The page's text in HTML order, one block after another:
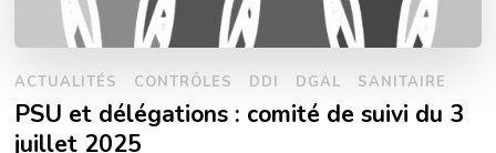
ACTUALITÉS CONTRÔLES DDI DGAL SANITAIRE
PSU et délégations : comité de suivi du 3
juillet 2025